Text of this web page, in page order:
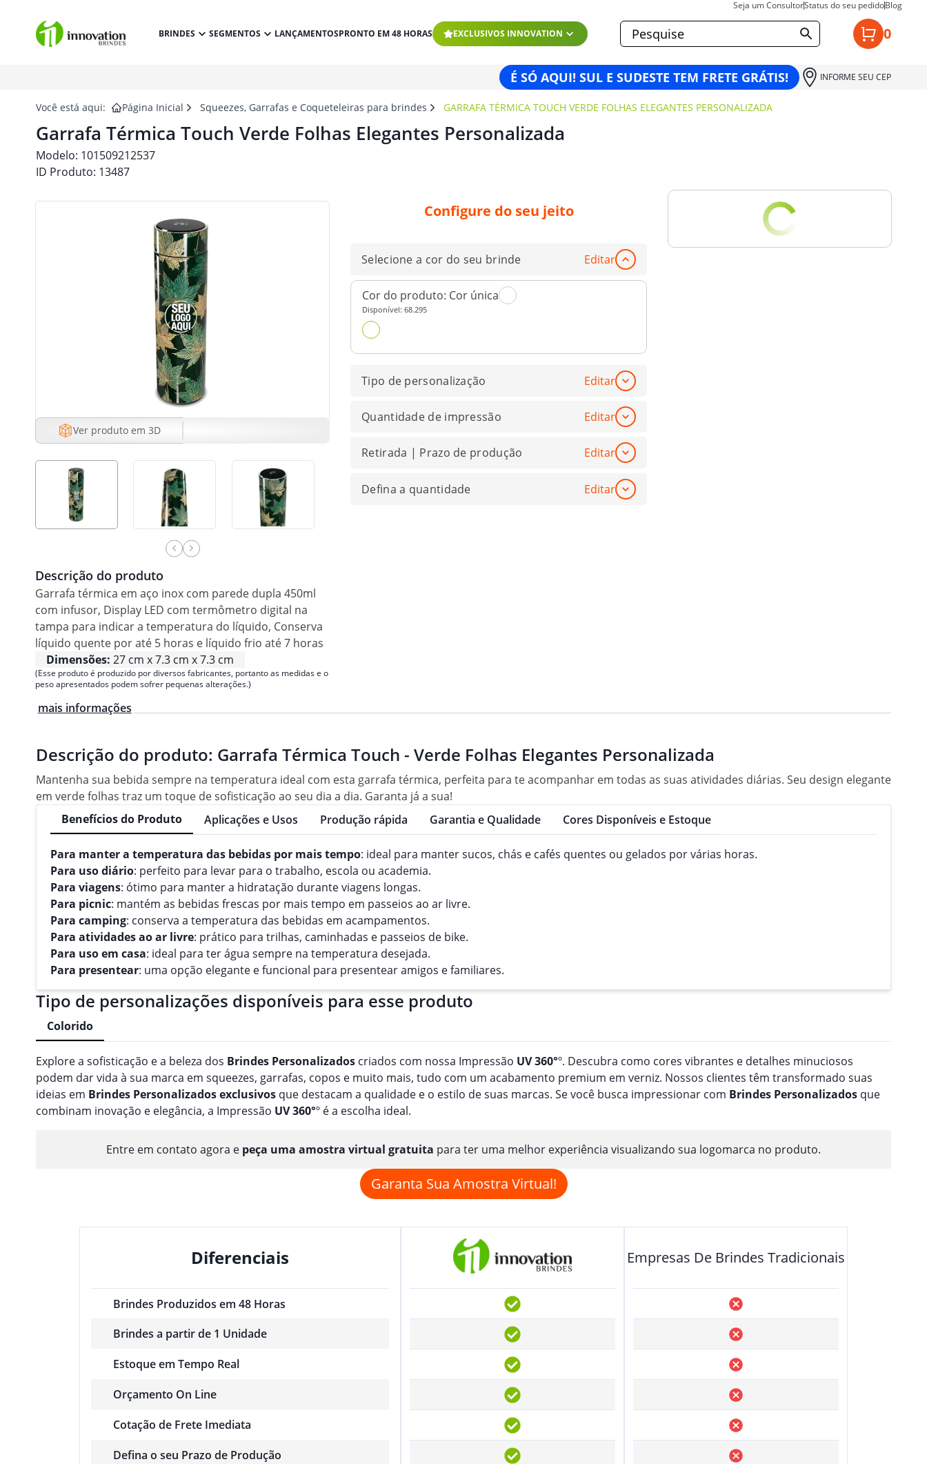
Seja um ConsultorStatus do seu pedidoBlog
BRINDES SEGMENTOS LANÇAMENTOSPRONTO EM 48 HORAS EXCLUSIVOS INNOVATION 0
É SÓ AQUI! SUL E SUDESTE TEM FRETE GRÁTIS! INFORME SEU CEP
Você está aqui: Página Inicial Squeezes, Garrafas e Coqueteleiras para brindes GARRAFA TÉRMICA TOUCH VERDE FOLHAS ELEGANTES PERSONALIZADA
Garrafa Térmica Touch Verde Folhas Elegantes Personalizada
Modelo: 101509212537
ID Produto: 13487
Ver produto em 3D
Descrição do produto
Garrafa térmica em aço inox com parede dupla 450ml
com infusor, Display LED com termômetro digital na
tampa para indicar a temperatura do líquido, Conserva
líquido quente por até 5 horas e líquido frio até 7 horas
Dimensões: 27 cm x 7.3 cm x 7.3 cm
(Esse produto é produzido por diversos fabricantes, portanto as medidas e o
peso apresentados podem sofrer pequenas alterações.)
Configure do seu jeito
Selecione a cor do seu brinde Editar
Cor do produto: Cor única
Disponível: 68.295
Tipo de personalização Editar
Quantidade de impressão Editar
Retirada | Prazo de produção Editar
Defina a quantidade Editar
mais informações
Descrição do produto: Garrafa Térmica Touch - Verde Folhas Elegantes Personalizada
Mantenha sua bebida sempre na temperatura ideal com esta garrafa térmica, perfeita para te acompanhar em todas as suas atividades diárias. Seu design elegante
em verde folhas traz um toque de sofisticação ao seu dia a dia. Garanta já a sua!
Benefícios do Produto
Aplicações e Usos Produção rápida Garantia e Qualidade Cores Disponíveis e Estoque
Para manter a temperatura das bebidas por mais tempo: ideal para manter sucos, chás e cafés quentes ou gelados por várias horas.
Para uso diário: perfeito para levar para o trabalho, escola ou academia.
Para viagens: ótimo para manter a hidratação durante viagens longas.
Para picnic: mantém as bebidas frescas por mais tempo em passeios ao ar livre.
Para camping: conserva a temperatura das bebidas em acampamentos.
Para atividades ao ar livre: prático para trilhas, caminhadas e passeios de bike.
Para uso em casa: ideal para ter água sempre na temperatura desejada.
Para presentear: uma opção elegante e funcional para presentear amigos e familiares.
Tipo de personalizações disponíveis para esse produto
Colorido
Explore a sofisticação e a beleza dos Brindes Personalizados criados com nossa Impressão UV 360°º. Descubra como cores vibrantes e detalhes minuciosos
podem dar vida à sua marca em squeezes, garrafas, copos e muito mais, tudo com um acabamento premium em verniz. Nossos clientes têm transformado suas
ideias em Brindes Personalizadosexclusivos que destacam a qualidade e o estilo de suas marcas. Se você busca impressionar com Brindes Personalizados que
combinam inovação e elegância, a Impressão UV 360°º é a escolha ideal.
Entre em contato agora e peça uma amostra virtual gratuita para ter uma melhor experiência visualizando sua logomarca no produto.
Garanta Sua Amostra Virtual!
Diferenciais
Brindes Produzidos em 48 Horas
Brindes a partir de 1 Unidade
Estoque em Tempo Real
Orçamento On Line
Cotação de Frete Imediata
Defina o seu Prazo de Produção
Empresas De Brindes Tradicionais